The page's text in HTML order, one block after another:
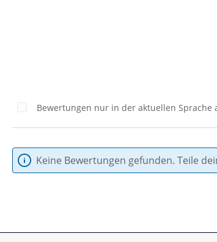
Bewertungen nur in der aktuellen Sprache
Keine Bewertungen gefunden. Teile